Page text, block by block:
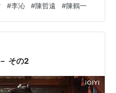
は難しいと言われた後、唯
彼を送り出す。 随歌は妹が
るので、逆…
#李沁 #陳哲遠 #陳鶴一
その2